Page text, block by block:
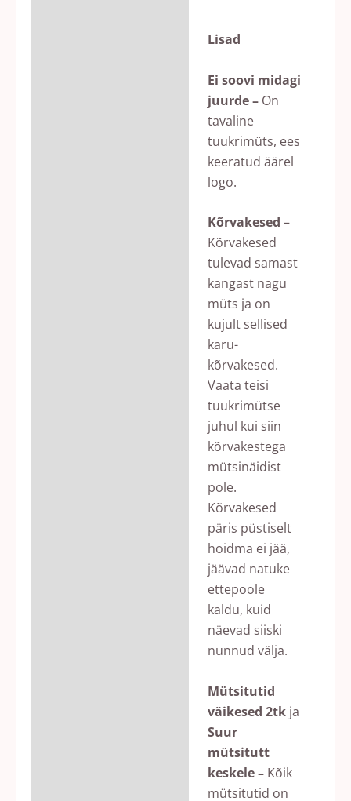
Lisad
Ei soovi midagi
juurde – On
tavaline
tuukrimüts, ees
keeratud äärel
logo.
Kõrvakesed –
Kõrvakesed
tulevad samast
kangast nagu
müts ja on
kujult sellised
karu-
kõrvakesed.
Vaata teisi
tuukrimütse
juhul kui siin
kõrvakestega
mütsinäidist
pole.
Kõrvakesed
päris püstiselt
hoidma ei jää,
jäävad natuke
ettepoole
kaldu, kuid
näevad siiski
nunnud välja.
Mütsitutid
väikesed 2tk ja
Suur
mütsitutt
keskele – Kõik
mütsitutid on